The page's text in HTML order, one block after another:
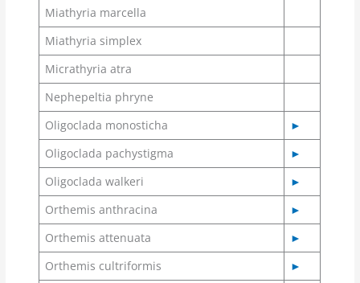
Miathyria marcella
Miathyria simplex
Micrathyria atra
Nephepeltia phryne
Oligoclada monosticha
►
Oligoclada pachystigma
►
Oligoclada walkeri
►
Orthemis anthracina
►
Orthemis attenuata
►
Orthemis cultriformis
►